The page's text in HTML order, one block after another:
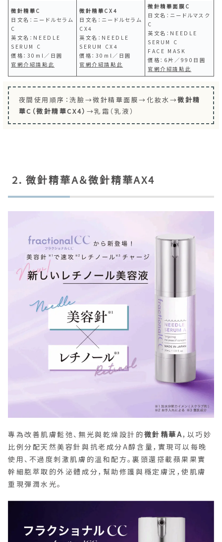
微針精華C
日文名：ニードルセラム
C
英文名：NEEDLE
SERUM C
價格：30ml／日圓
官網介紹請點此
微針精華CX4
日文名：ニードルセラム
CX4
英文名：NEEDLE
SERUM CX4
價格：30ml／日圓
官網介紹請點此
微針精華面膜C
日文名：ニードルマスク
C
英文名：NEEDLE
SERUM C
FACE MASK
價格：6片／990日圓
官網介紹請點此
夜間使用順序：洗臉→微針精華面膜→化妝水→微針精
華C（微針精華CX4） →乳霜（乳液）
2. 微針精華A＆微針精華AX4
專為改善肌膚鬆弛、無光與乾燥設計的微針精華A，以巧妙
比例分配天然美容針與抗老成分A醇含量，實現可以每晚
使用、不過度刺激肌膚的溫和配方。裏頭還搭載蘋果果實
幹細胞萃取的外泌體成分，幫助修護與穩定膚況，使肌膚
重現彈潤水光。